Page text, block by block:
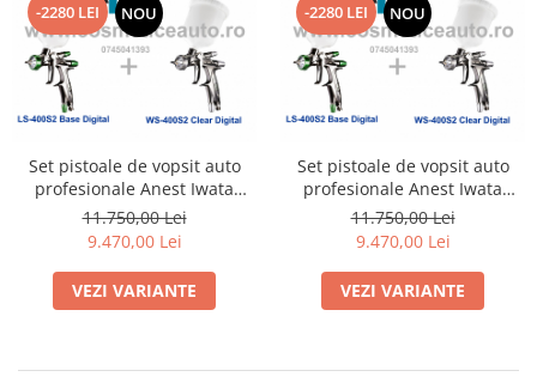
-2280 LEI NOU
Set pistoale de vopsit auto
profesionale Anest Iwata
SUPERIOR SET LS-400SR2
BASE Digital + WS-400SR2
11.750,00 Lei
9.470,00 Lei
VEZI VARIANTE
-2280 LEI NOU
Set pistoale de vopsit auto
profesionale Anest Iwata
SUPERIOR SET LS-400 SR2
BASE Digital + WS-400 SR2 1.3
11.750,00 Lei
9.470,00 Lei
VEZI VARIANTE